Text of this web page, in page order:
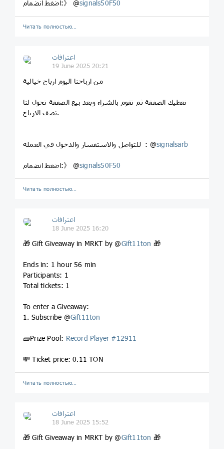
اضغط انضمام:》 @signals50F50
Читать полностью…
اعترافات
19 June 2025 20:21
من ارباحنا اليوم ارباح خيالية
نعطيك الصفقة ثم تقوم بالشراء وبعد بيع الصفقة تحول لنا
نصف الارباح.
للتواصل والاستفسار والدخول في العمله : @signalsarb
اضغط انضمام:》 @signals50F50
Читать полностью…
اعترافات
18 June 2025 16:20
🎁 Gift Giveaway in MRKT by @Gift11ton 🎁
Ends in: 1 hour 56 min
Participants: 1
Total tickets: 1
To enter a Giveaway:
1. Subscribe @Gift11ton
🧱Prize Pool: Record Player #12911
💸 Ticket price: 0.11 TON
Читать полностью…
اعترافات
18 June 2025 15:52
🎁 Gift Giveaway in MRKT by @Gift11ton 🎁